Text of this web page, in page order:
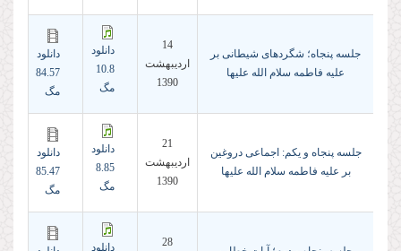
جلسه پنجاه؛ شگردهای شیطانی بر
علیه فاطمه سلام الله علیها
14
ارديبهشت
1390
دانلود
10.8
مگ
دانلود
84.57
مگ
جلسه پنجاه و یکم: اجماعی دروغین
بر علیه فاطمه سلام الله علیها
21
ارديبهشت
1390
دانلود
8.85
مگ
دانلود
85.47
مگ
28
دانلود